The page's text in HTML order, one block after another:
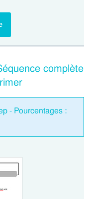
complète
- Pourcentages :